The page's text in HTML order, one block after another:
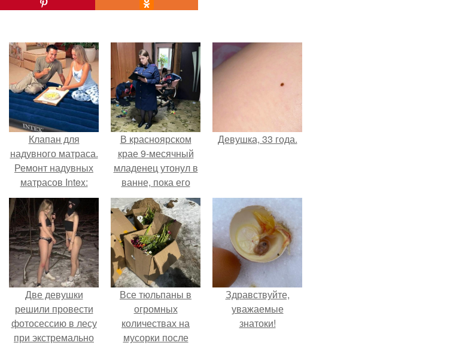
Клапан для
надувного матраса.
Ремонт надувных
матрасов Intex:
неисправности и
методы их
устранения
В красноярском
крае 9-месячный
младенец утонул в
ванне, пока его
мама слушала
музыку и танцевала
на кухне.
Девушка, 33 года.
Две девушки
решили провести
фотосессию в лесу
при экстремально
Все тюльпаны в
огромных
количествах на
мусорки после
Здравствуйте,
уважаемые
знатоки!